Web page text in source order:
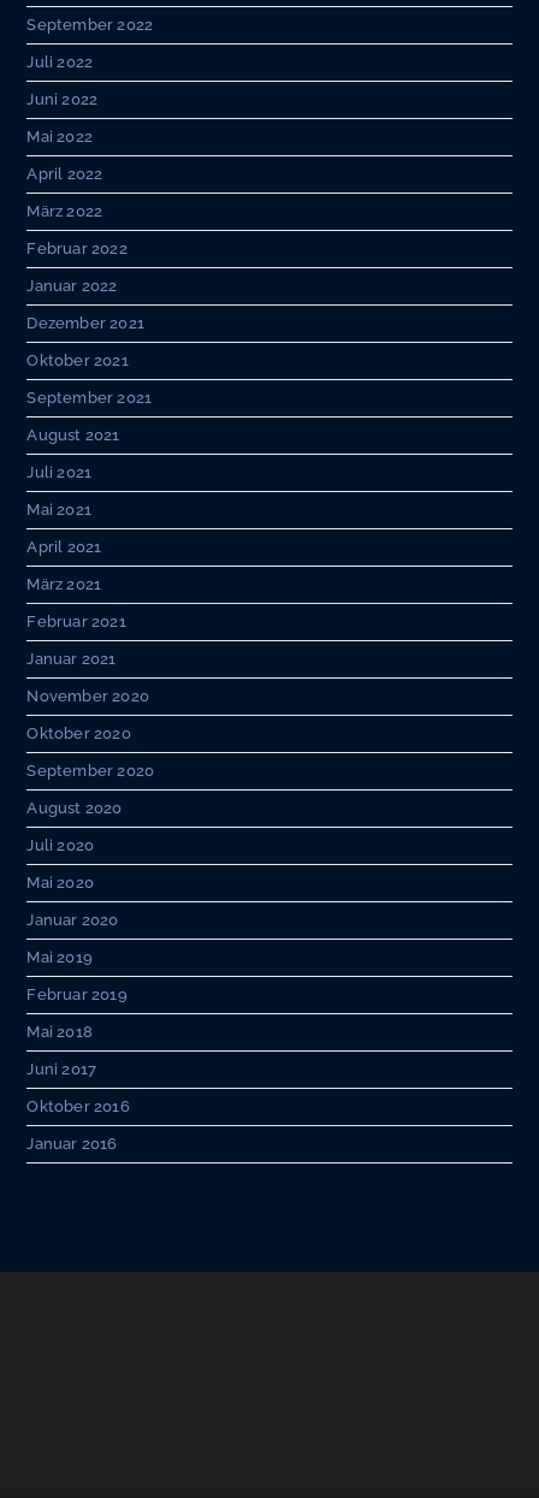
September 2022
Juli 2022
Juni 2022
Mai 2022
April 2022
März 2022
Februar 2022
Januar 2022
Dezember 2021
Oktober 2021
September 2021
August 2021
Juli 2021
Mai 2021
April 2021
März 2021
Februar 2021
Januar 2021
November 2020
Oktober 2020
September 2020
August 2020
Juli 2020
Mai 2020
Januar 2020
Mai 2019
Februar 2019
Mai 2018
Juni 2017
Oktober 2016
Januar 2016